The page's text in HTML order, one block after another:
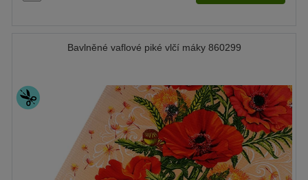
Bavlněné vaflové piké vlčí máky 860299